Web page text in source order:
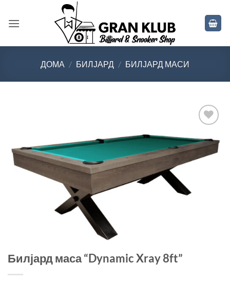
ДОМА / БИЛЈАРД / БИЛЈАРД МАСИ
желботека
Билјард маса “Dynamic Xray 8ft”